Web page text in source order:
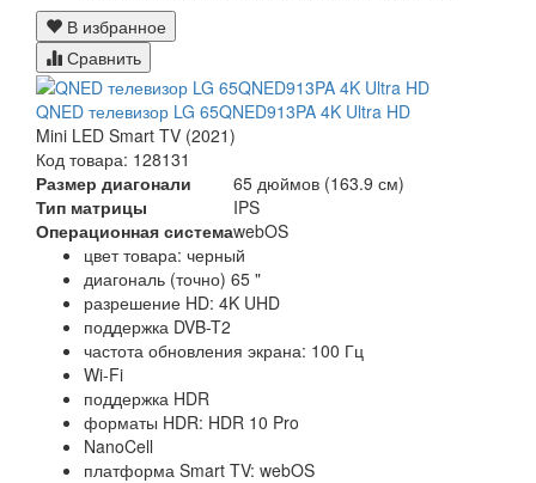
В избранное
Сравнить
QNED телевизор LG 65QNED913PA 4K Ultra HD
Mini LED Smart TV (2021)
Код товара: 128131
Размер диагонали
65 дюймов (163.9 см)
Тип матрицы
IPS
Операционная системаwebOS
цвет товара: черный
диагональ (точно) 65 "
разрешение HD: 4K UHD
поддержка DVB-T2
частота обновления экрана: 100 Гц
Wi-Fi
поддержка HDR
форматы HDR: HDR 10 Pro
NanoCell
платформа Smart TV: webOS